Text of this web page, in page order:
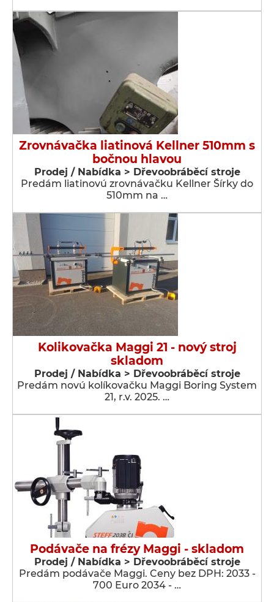
Zrovnávačka liatinová Kellner 510mm s
bočnou hlavou
Prodej / Nabídka > Dřevoobráběcí stroje
Predám liatinovú zrovnávačku Kellner Šírky do
510mm na …
Kolikovačka Maggi 21 - nový stroj
skladom
Prodej / Nabídka > Dřevoobráběcí stroje
Predám novú kolíkovačku Maggi Boring System
21, r.v. 2025. …
Podávače na frézy Maggi - skladom
Prodej / Nabídka > Dřevoobráběcí stroje
Predám podávače Maggi. Ceny bez DPH: 2033 -
700 Euro 2034 - …